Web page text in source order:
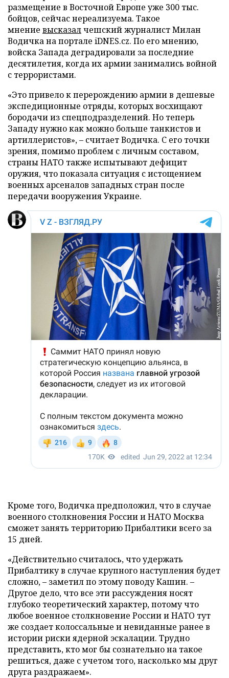
размещение в Восточной Европе уже 300 тыс.
бойцов, сейчас нереализуема. Такое
мнение высказалчешский журналист Милан
Водичка на портале iDNES.cz. По его мнению,
войска Запада деградировали за последние
десятилетия, когда их армии занимались войной
с террористами.
«Это привело к перерождению армии в дешевые
экспедиционные отряды, которых восхищают
бородачи из спецподразделений. Но теперь
Западу нужно как можно больше танкистов и
артиллеристов», – считает Водичка. С его точки
зрения, помимо проблем с личным составом,
страны НАТО также испытывают дефицит
оружия, что показала ситуация с истощением
военных арсеналов западных стран после
передачи вооружения Украине.
Кроме того, Водичка предположил, что в случае
военного столкновения России и НАТО Москва
сможет занять территорию Прибалтики всего за
15 дней.
«Действительно считалось, что удержать
Прибалтику в случае крупного наступления будет
сложно, – заметил по этому поводу Кашин. –
Другое дело, что все эти рассуждения носят
глубоко теоретический характер, потому что
любое военное столкновение России и НАТО тут
же создает колоссальные и невиданные ранее в
истории риски ядерной эскалации. Трудно
представить, кто мог бы сознательно на такое
решиться, даже с учетом того, насколько мы друг
друга раздражаем».